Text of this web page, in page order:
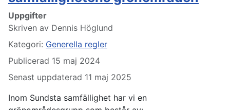
Uppgifter
Skriven av Dennis Höglund
Kategori: Generella regler
Publicerad 15 maj 2024
Senast uppdaterad 11 maj 2025
Inom Sundsta samfällighet har vi en